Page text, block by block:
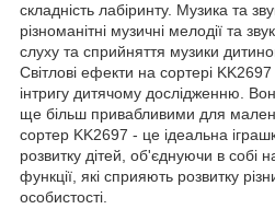
складність лабіринту. Музика та
різноманітні музичні мелодії та
слуху та сприйняття музики
Світлові ефекти на сортері
інтригу дитячому дослідженню.
ще більш привабливими для
сортер KK2697 - це ідеальна
розвитку дітей, об'єднуючи в собі
функції, які сприяють розвитку
особистості.